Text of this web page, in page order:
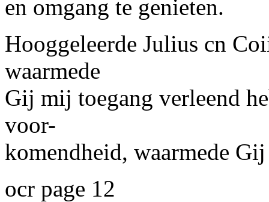
en omgang te genieten.
Hooggeleerde Julius cn
waarmede
Gij mij toegang verleend
voor-
komendheid, waarmede
ocr page 12